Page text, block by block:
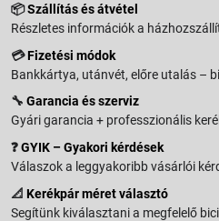
📦Szállítás és átvétel
Részletes információk a
💳Fizetési módok
Bankkártya, utánvét, előre utalás –
🔧 Garancia és szerviz
Gyári garancia + professzionális
❓GYIK – Gyakori kérdések
Válaszok a leggyakoribb vásárlói
📐 Kerékpár méret választó
Segítünk kiválasztani a megfelelő